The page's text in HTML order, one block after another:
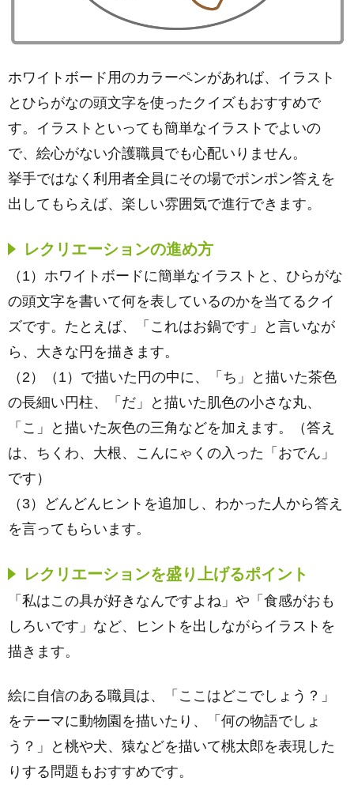
ホワイトボード用のカラーペンがあれば、イラスト
とひらがなの頭文字を使ったクイズもおすすめで
す。イラストといっても簡単なイラストでよいの
で、絵心がない介護職員でも心配いりません。
挙手ではなく利用者全員にその場でポンポン答えを
出してもらえば、楽しい雰囲気で進行できます。
レクリエーションの進め方
（1）ホワイトボードに簡単なイラストと、ひらがな
の頭文字を書いて何を表しているのかを当てるクイ
ズです。たとえば、「これはお鍋です」と言いなが
ら、大きな円を描きます。
（2）（1）で描いた円の中に、「ち」と描いた茶色
の長細い円柱、「だ」と描いた肌色の小さな丸、
「こ」と描いた灰色の三角などを加えます。（答え
は、ちくわ、大根、こんにゃくの入った「おでん」
です）
（3）どんどんヒントを追加し、わかった人から答え
を言ってもらいます。
レクリエーションを盛り上げるポイント
「私はこの具が好きなんですよね」や「食感がおも
しろいです」など、ヒントを出しながらイラストを
描きます。
絵に自信のある職員は、「ここはどこでしょう？」
をテーマに動物園を描いたり、「何の物語でしょ
う？」と桃や犬、猿などを描いて桃太郎を表現した
りする問題もおすすめです。